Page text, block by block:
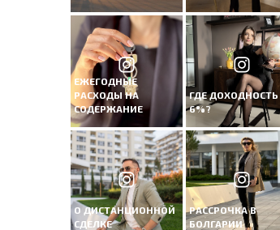
ЕЖЕГОДНЫЕ
РАСХОДЫ НА
СОДЕРЖАНИЕ
ГДЕ ДОХОДНОСТЬ
6%?
О ДИСТАНЦИОННОЙ
СДЕЛКЕ
РАССРОЧКА В
БОЛГАРИИ